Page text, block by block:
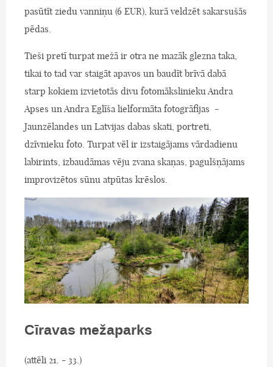
pasūtīt ziedu vanniņu (6 EUR), kurā veldzēt sakarsušās
pēdas.
Tieši pretī turpat mežā ir otra ne mazāk glezna taka,
tikai to tad var staigāt apavos un baudīt brīvā dabā
starp kokiem izvietotās divu fotomākslinieku Andra
Apses un Andra Eglīša lielformāta fotogrāfijas -
Jaunzēlandes un Latvijas dabas skati, portreti,
dzīvnieku foto. Turpat vēl ir izstaigājams vārdadienu
labirints, izbaudāmas vēju zvana skaņas, pagulšņājams
improvizētos sūnu atpūtas krēslos.
Cīravas mežaparks
(attēli 21. - 33.)